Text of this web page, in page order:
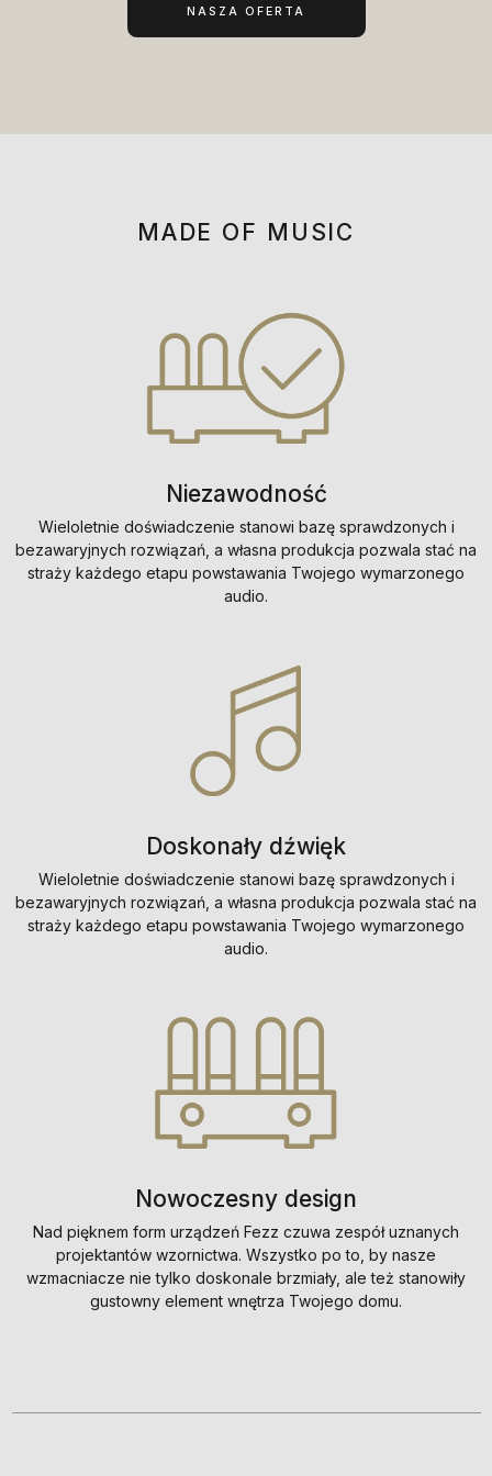
NASZA OFERTA
MADE OF MUSIC
Niezawodność
Wieloletnie doświadczenie stanowi bazę sprawdzonych i
bezawaryjnych rozwiązań, a własna produkcja pozwala stać na
straży każdego etapu powstawania Twojego wymarzonego
audio.
Doskonały dźwięk
Wieloletnie doświadczenie stanowi bazę sprawdzonych i
bezawaryjnych rozwiązań, a własna produkcja pozwala stać na
straży każdego etapu powstawania Twojego wymarzonego
audio.
Nowoczesny design
Nad pięknem form urządzeń Fezz czuwa zespół uznanych
projektantów wzornictwa. Wszystko po to, by nasze
wzmacniacze nie tylko doskonale brzmiały, ale też stanowiły
gustowny element wnętrza Twojego domu.